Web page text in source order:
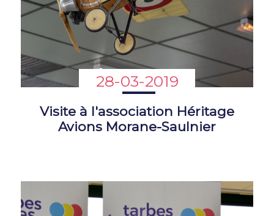
28-03-2019
Visite à l'association Héritage
Avions Morane-Saulnier